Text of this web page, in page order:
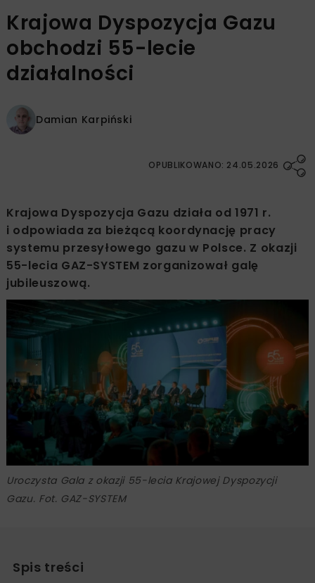
Krajowa Dyspozycja Gazu
obchodzi 55-lecie
działalności
Damian Karpiński
OPUBLIKOWANO: 24.05.2026
Krajowa Dyspozycja Gazu działa od 1971 r.
i odpowiada za bieżącą koordynację pracy
systemu przesyłowego gazu w Polsce. Z okazji
55-lecia GAZ-SYSTEM zorganizował galę
jubileuszową.
Uroczysta Gala z okazji 55-lecia Krajowej Dyspozycji
Gazu. Fot. GAZ-SYSTEM
Spis treści